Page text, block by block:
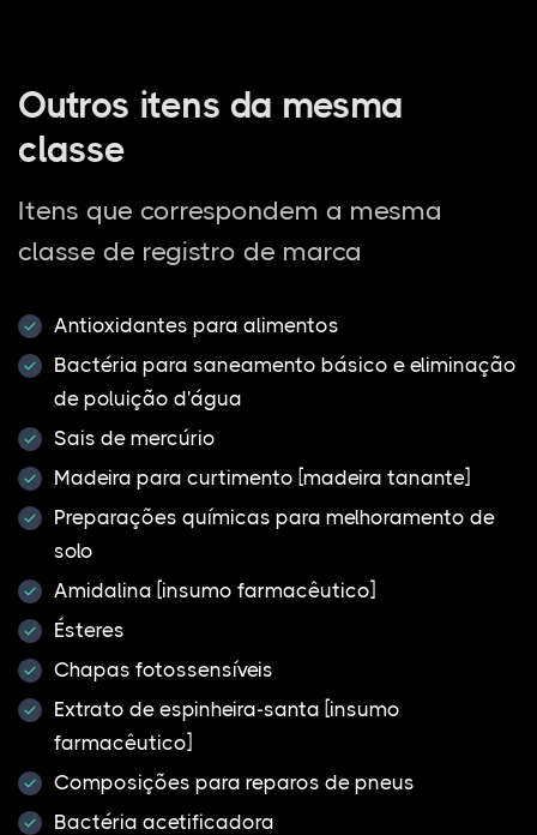
Outros itens da mesma
classe
Itens que correspondem a mesma
classe de registro de marca
Antioxidantes para alimentos
Bactéria para saneamento básico e eliminação
de poluição d'água
Sais de mercúrio
Madeira para curtimento [madeira tanante]
Preparações químicas para melhoramento de
solo
Amidalina [insumo farmacêutico]
Ésteres
Chapas fotossensíveis
Extrato de espinheira-santa [insumo
farmacêutico]
Composições para reparos de pneus
Bactéria acetificadora